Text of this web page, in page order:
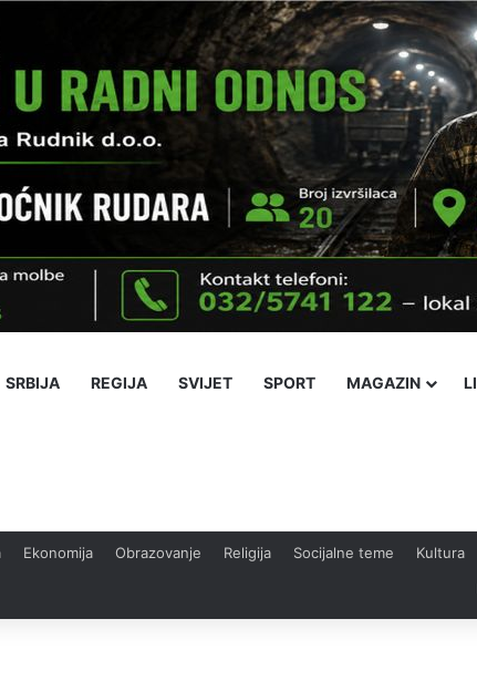
SRBIJA REGIJA SVIJET SPORT MAGAZIN
Ekonomija Obrazovanje Religija Socijalne teme Kultura